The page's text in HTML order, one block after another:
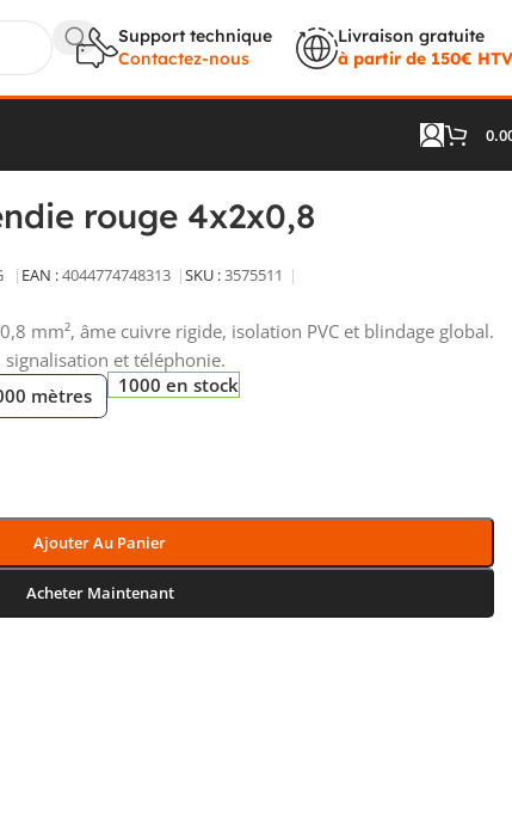
Support technique
Contactez-nous
Livraison gratuite
à partir de 150€
rouge 4x2x0,8
EAN :4044774748313 SKU :3575511
mm², âme cuivre rigide, isolation PVC et blindage global.
et téléphonie.
mètres
1000 en stock
Ajouter Au Panier
Acheter Maintenant